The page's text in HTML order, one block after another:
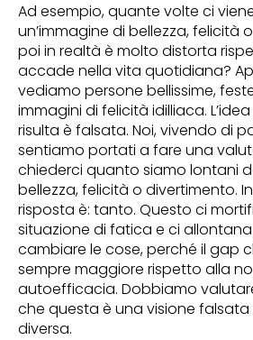
Ad esempio, quante volte ci
un’immagine di bellezza, felicità
poi in realtà è molto distorta
accade nella vita quotidiana?
vediamo persone bellissime,
immagini di felicità idilliaca.
risulta è falsata. Noi, vivendo di
sentiamo portati a fare una
chiederci quanto siamo lontani
bellezza, felicità o divertimento.
risposta è: tanto. Questo ci
situazione di fatica e ci
cambiare le cose, perché il gap
sempre maggiore rispetto alla
autoefficacia. Dobbiamo
che questa è una visione
diversa.